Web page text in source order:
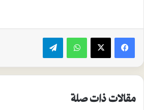
واتسابتيلقرام
مقالات ذات صلة